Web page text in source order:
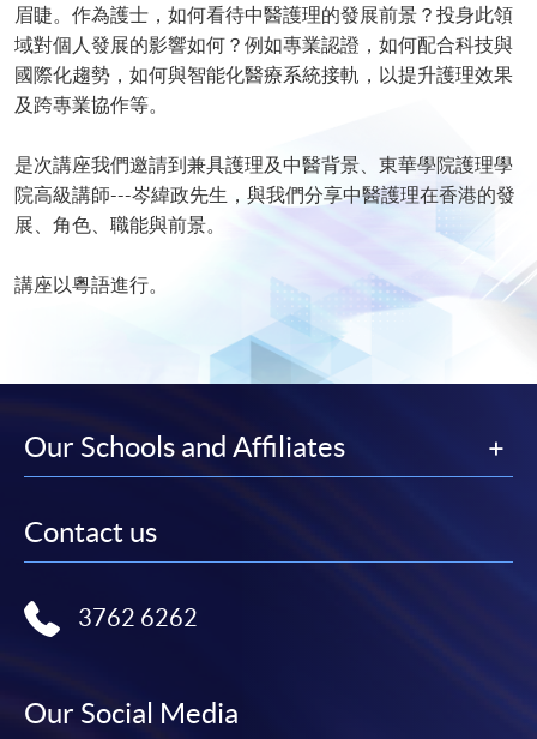
眉睫。作為護士，如何看待中醫護理的發展前景？投身此領
域對個人發展的影響如何？例如專業認證，如何配合科技與
國際化趨勢，如何與智能化醫療系統接軌，以提升護理效果
及跨專業協作等。
是次講座我們邀請到兼具護理及中醫背景、東華學院護理學
院高級講師---岑緯政先生，與我們分享中醫護理在香港的發
展、角色、職能與前景。
講座以粵語進行。
Our Schools and Affiliates
Contact us
3762 6262
Our Social Media